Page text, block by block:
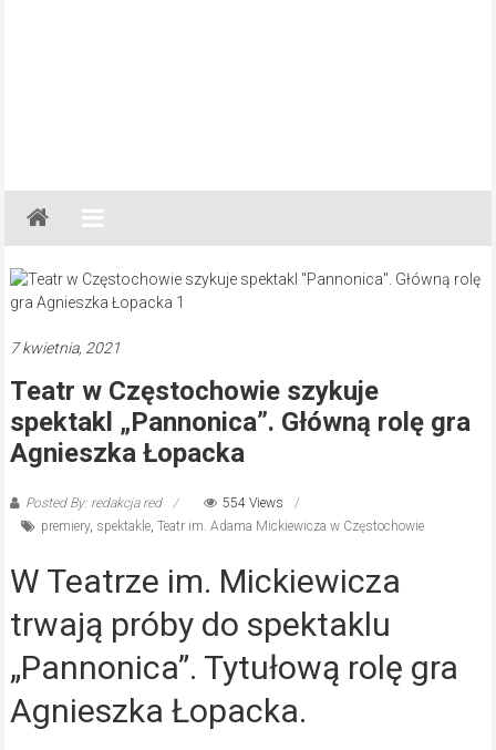
Gazeta
Regionalna
Częstochowa,
Kłobuck,
Myszków
7 kwietnia, 2021
Teatr w Częstochowie szykuje
spektakl „Pannonica”. Główną rolę gra
Agnieszka Łopacka
Posted By: redakcja red
554 Views
premiery, spektakle, Teatr im. Adama Mickiewicza w Częstochowie
W Teatrze im. Mickiewicza
trwają próby do spektaklu
„Pannonica”. Tytułową rolę gra
Agnieszka Łopacka.